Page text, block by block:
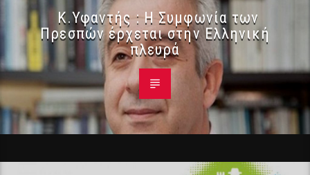
Κ.Υφαντής : Η Συμφωνία των
Πρεσπών έρχεται στην Ελληνική
πλευρά